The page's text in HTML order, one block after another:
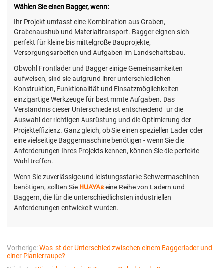
Wählen Sie einen Bagger, wenn:
Ihr Projekt umfasst eine Kombination aus Graben,
Grabenaushub und Materialtransport. Bagger eignen sich
perfekt für kleine bis mittelgroße Bauprojekte,
Versorgungsarbeiten und Aufgaben im Landschaftsbau.
Obwohl Frontlader und Bagger einige Gemeinsamkeiten
aufweisen, sind sie aufgrund ihrer unterschiedlichen
Konstruktion, Funktionalität und Einsatzmöglichkeiten
einzigartige Werkzeuge für bestimmte Aufgaben. Das
Verständnis dieser Unterschiede ist entscheidend für die
Auswahl der richtigen Ausrüstung und die Optimierung der
Projekteffizienz. Ganz gleich, ob Sie einen speziellen Lader oder
eine vielseitige Baggermaschine benötigen - wenn Sie die
Anforderungen Ihres Projekts kennen, können Sie die perfekte
Wahl treffen.
Wenn Sie zuverlässige und leistungsstarke Schwermaschinen
benötigen, sollten Sie HUAYAseine Reihe von Ladern und
Baggern, die für die unterschiedlichsten industriellen
Anforderungen entwickelt wurden.
Vorherige:Was ist der Unterschied zwischen einem Baggerlader und
einer Planierraupe?